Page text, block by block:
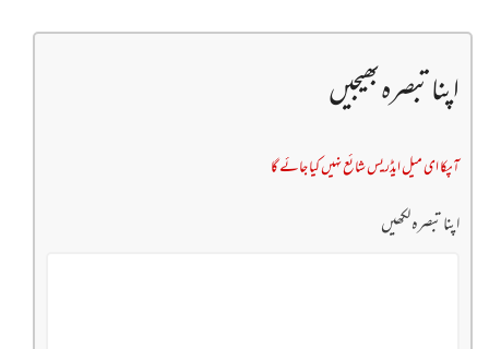
اپنا تبصرہ بھیجیں
آپکا ای میل ایڈریس شائع نہیں کیا جائے گا
اپنا تبصرہ لکھیں